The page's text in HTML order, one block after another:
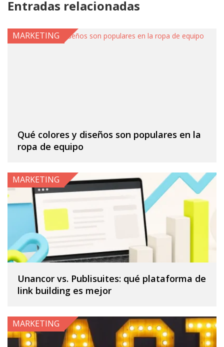
Entradas relacionadas
Qué colores y diseños son populares en la
ropa de equipo
MARKETING
Unancor vs. Publisuites: qué plataforma de
link building es mejor
MARKETING
MARKETING